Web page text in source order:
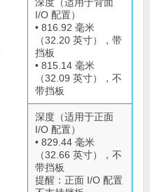
I/O 配置）
• 816.92 毫米
（32.20 英寸），带
挡板
• 815.14 毫米
（32.09 英寸），不
带挡板
深度（适用于正面
I/O 配置）
• 829.44 毫米
（32.66 英寸），不
带挡板
提醒：正面 I/O 配置